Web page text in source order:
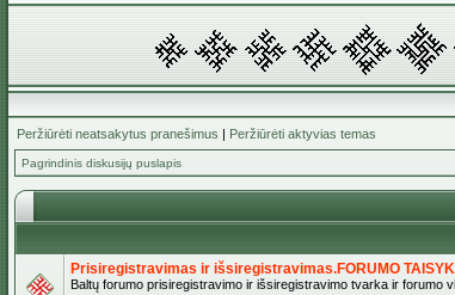
Peržiūrėti neatsakytus pranešimus | Peržiūrėti aktyvias temas
Pagrindinis diskusijų puslapis
Prisiregistravimas ir išsiregistravimas.FORUMO
Baltų forumo prisiregistravimo ir išsiregistravimo tvarka ir forumo